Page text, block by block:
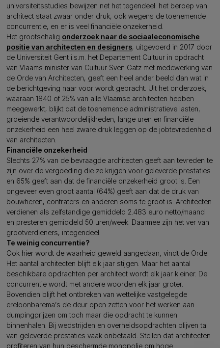
universiteitsstudies bewijzen net het tegendeel: het beroep van
architect staat zwaar onder druk, ook wegens de toenemende
concurrentie, en er is veel financiële onzekerheid.
Het grootschalig onderzoek naar de sociaaleconomische
positie van architecten en designers, uitgevoerd in 2017 door
de Universiteit Gent i.s.m. het Departement Cultuur in opdracht
van Vlaams minister van Cultuur Sven Gatz met medewerking van
de Orde van Architecten, geeft een heel ander beeld dan wat in
de berichtgeving naar voor wordt gebracht. Uit het onderzoek,
waaraan 1840 of 25% van alle Vlaamse architecten hebben
meegewerkt, blijkt dat de toenemende administratieve lasten,
groeiende verantwoordelijkheden, lange uren en financiële
onzekerheid een heel zware druk leggen op de jobtevredenheid
van architecten.
Financiële onzekerheid
Slechts 27% van de bevraagde architecten geeft aan tevreden te
zijn over de vergoeding die ze krijgen voor geleverde prestaties
en 65% geeft aan dat de financiële onzekerheid groot is. Een
ongeveer even groot aantal (64%) geeft aan dat de druk van
bouwheren, confraters en anderen soms te groot is. Architecten
verdienen als zelfstandige gemiddeld 2.483 euro netto/maand
en presteren gemiddeld 50 uren/week. Daarmee zijn het ver van
grootverdieners, integendeel.
Te weinig concurrentie?
Ook hier wordt de waarheid geweld aangedaan, vindt de Orde.
Het aantal architecten blijft elk jaar stijgen. Maar het aantal
beschikbare opdrachten per architect wordt elk jaar kleiner. De
concurrentie wordt met andere woorden elk jaar groter.
Bovendien blijft het ontbreken van wettelijke vastgelegde
ereloonbarema’s de deur open zetten voor het werken aan
dumpingprijzen om toch maar die opdracht te kunnen
binnenhalen. Bij wedstrijden en overheidsopdrachten blijven tal
van geleverde prestaties vaak onbetaald. Stellen dat architecten
profiteren van hun beschermde monopolie om hoge